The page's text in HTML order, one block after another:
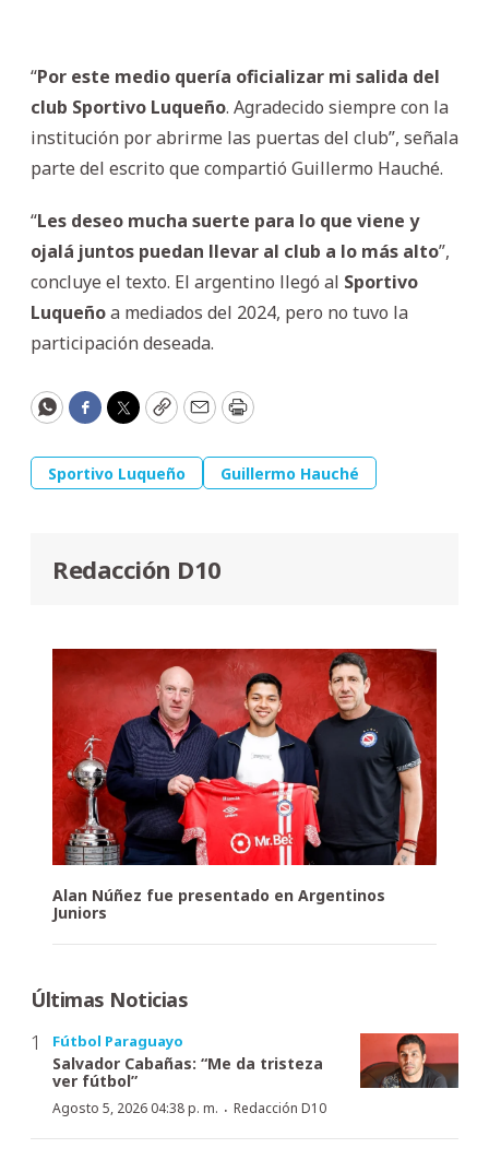
“Por este medio quería oficializar mi salida del
club Sportivo Luqueño. Agradecido siempre con la
institución por abrirme las puertas del club”, señala
parte del escrito que compartió Guillermo Hauché.
“Les deseo mucha suerte para lo que viene y
ojalá juntos puedan llevar al club a lo más alto”,
concluye el texto. El argentino llegó al Sportivo
Luqueñoa mediados del 2024, pero no tuvo la
participación deseada.
WhatsApp
Facebook
Twitter
CopyEmailPrint
Sportivo Luqueño Guillermo Hauché
Redacción D10
Alan Núñez fue presentado en Argentinos
Juniors
Últimas Noticias
Fútbol Paraguayo
Salvador Cabañas: “Me da tristeza
ver fútbol”
Agosto 5, 2026 04:38 p. m. · Redacción D10